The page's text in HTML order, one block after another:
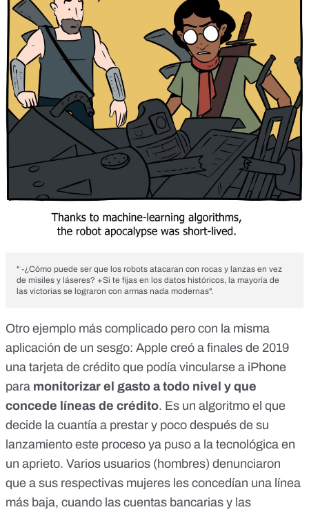
" -¿Cómo puede ser que los robots atacaran con rocas y lanzas en vez
de misiles y láseres? +Si te fijas en los datos históricos, la mayoría de
las victorias se lograron con armas nada modernas".
Otro ejemplo más complicado pero con la misma
aplicación de un sesgo: Apple creó a finales de 2019
una tarjeta de crédito que podía vincularse a iPhone
para monitorizar el gasto a todo nivel y que
concede líneas de crédito. Es un algoritmo el que
decide la cuantía a prestar y poco después de su
lanzamiento este proceso ya puso a la tecnológica en
un aprieto. Varios usuarios (hombres) denunciaron
que a sus respectivas mujeres les concedían una línea
más baja, cuando las cuentas bancarias y las